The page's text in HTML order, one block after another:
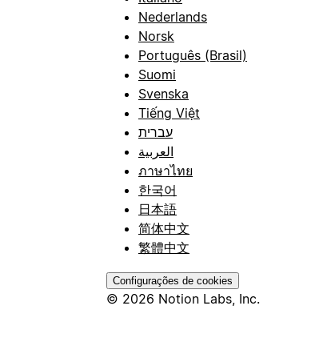
Nederlands
Norsk
Português (Brasil)
Suomi
Svenska
Tiếng Việt
עברית
العربية
ภาษาไทย
한국어
日本語
简体中文
繁體中文
Configurações de cookies
© 2026 Notion Labs, Inc.